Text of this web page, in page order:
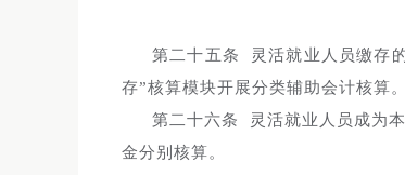
第二十五条 灵活就业人员缴存
存”核算模块开展分类辅助会计核算。
第二十六条 灵活就业人员成为
金分别核算。